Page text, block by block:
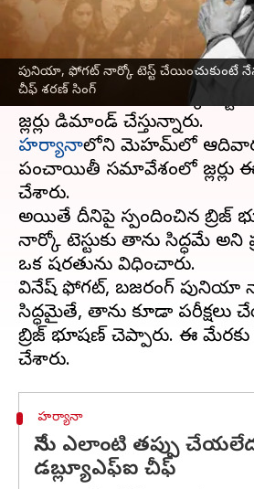
పునియా, ఫోగట్ నార్కో టెస్ట్ చేయించుకుంటే
చీఫ్ శరణ్ సింగ్
ఈ వార్తాకథనం ఏంటి
రెజ్లింగ్ఫెడరేషన్ ఆఫ్ ఇండియా చీఫ్,
భూషణ్ శరణ్ సింగ్ నార్కో
హర్యానాలోని మెహమ్‌లో
పంచాయితీ సమావేశంలో రెజ్లర్లు
చేశారు.
అయితే దీనిపై స్పందించిన బ్రిజ్
నార్కో టెస్టుకు తాను సిద్ధమే అని
ఒక షరతును విధించారు.
వినేష్ ఫోగట్, బజరంగ్ పునియా
సిద్ధమైతే, తాను కూడా పరీక్షలు
బ్రిజ్ భూషణ్ చెప్పారు. ఈ మేరకు
హర్యానా
నేను ఎలాంటి తప్పు
డబ్ల్యూఎఫ్ఐ చీఫ్‌